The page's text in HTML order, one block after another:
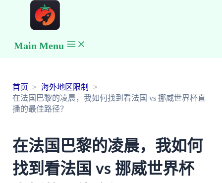
Main Menu
首页
海外地区限制
在法国巴黎的凌晨，我如何找到看法国 vs 挪威世界杯直
播的最佳路径？
在法国巴黎的凌晨，我如何
找到看法国 vs 挪威世界杯